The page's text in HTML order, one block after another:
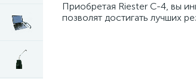
Приобретая Riester С-4, вы
позволят достигать лучших